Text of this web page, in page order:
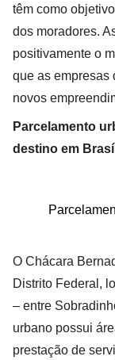
têm como
dos moradores.
positivamente o
que as empresas
novos
Parcelamento
destino em
O Chácara
Distrito Federal,
– entre
urbano possui
prestação de